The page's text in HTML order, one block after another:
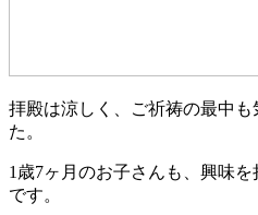
拝殿は涼しく、ご祈祷の最中
た。
1歳7ヶ月のお子さんも、興味
です。